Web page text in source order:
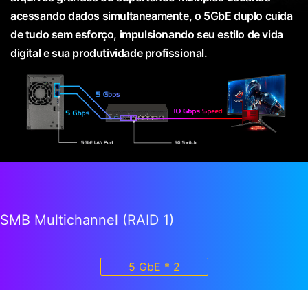
acessando dados simultaneamente, o 5GbE duplo cuida
de tudo sem esforço, impulsionando seu estilo de vida
digital e sua produtividade profissional.
SMB Multichannel (RAID 1)
5 GbE * 2